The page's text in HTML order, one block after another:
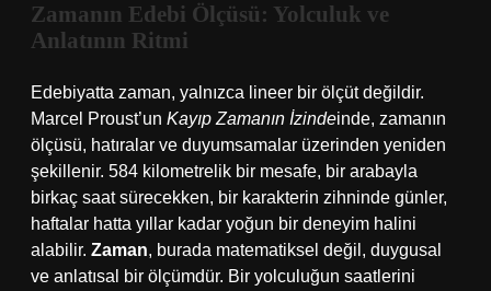
Zamanın Edebi Ölçüsü: Yolculuk ve
Anlatının Ritmi
Edebiyatta zaman, yalnızca lineer bir ölçüt değildir.
Marcel Proust’un Kayıp Zamanın İzindeinde, zamanın
ölçüsü, hatıralar ve duyumsamalar üzerinden yeniden
şekillenir. 584 kilometrelik bir mesafe, bir arabayla
birkaç saat sürecekken, bir karakterin zihninde günler,
haftalar hatta yıllar kadar yoğun bir deneyim halini
alabilir. Zaman, burada matematiksel değil, duygusal
ve anlatısal bir ölçümdür. Bir yolculuğun saatlerini